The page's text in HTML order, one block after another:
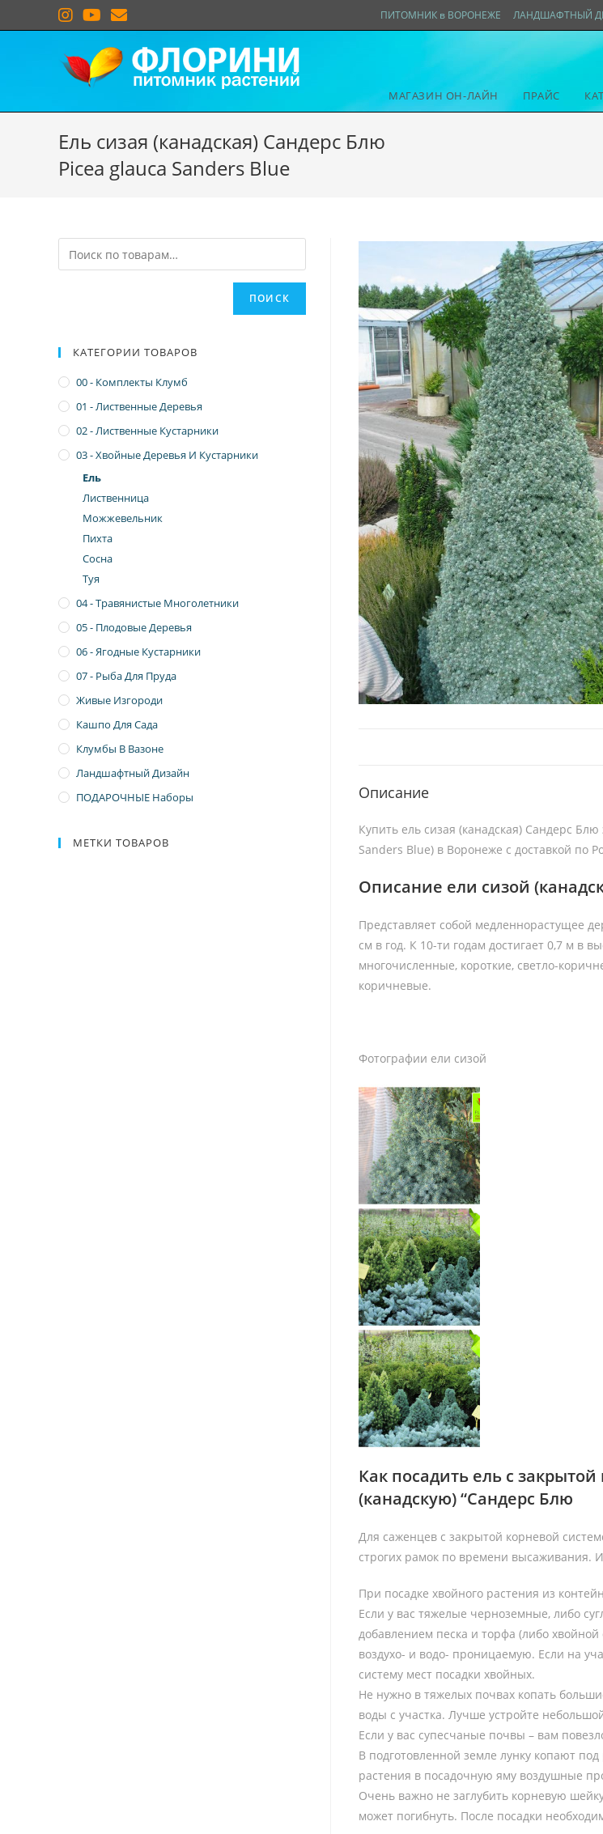
ПИТОМНИК в ВОРОНЕЖЕ ЛАНДШАФТНЫЙ
МАГАЗИН ОН-ЛАЙН ПРАЙС
Ель сизая (канадская) Сандерс Блю
Picea glauca Sanders Blue
Описание
Купить ель сизая (канадская) Сандерс
Sanders Blue) в Воронеже с доставкой по
Описание ели сизой
Представляет собой медленнорастущее
см в год. К 10-ти годам достигает 0,7 м в
многочисленные, короткие, светло-
коричневые.
Фотографии ели сизой
Как посадить ель с
(канадскую) “Сандерс Блю
Для саженцев с закрытой корневой
строгих рамок по времени высаживания.
При посадке хвойного растения из
Если у вас тяжелые черноземные, либо
добавлением песка и торфа (либо
воздухо- и водо- проницаемую. Если на
систему мест посадки хвойных.
Не нужно в тяжелых почвах копать
воды с участка. Лучше устройте
Если у вас супесчаные почвы – вам
В подготовленной земле лунку копают
растения в посадочную яму воздушные
Очень важно не заглубить корневую
может погибнуть. После посадки
ПОИСК
КАТЕГОРИИ ТОВАРОВ
00 - Комплекты Клумб
01 - Лиственные Деревья
02 - Лиственные Кустарники
03 - Хвойные Деревья И Кустарники
Ель
Лиственница
Можжевельник
Пихта
Сосна
Туя
04 - Травянистые Многолетники
05 - Плодовые Деревья
06 - Ягодные Кустарники
07 - Рыба Для Пруда
Живые Изгороди
Кашпо Для Сада
Клумбы В Вазоне
Ландшафтный Дизайн
ПОДАРОЧНЫЕ Наборы
МЕТКИ ТОВАРОВ